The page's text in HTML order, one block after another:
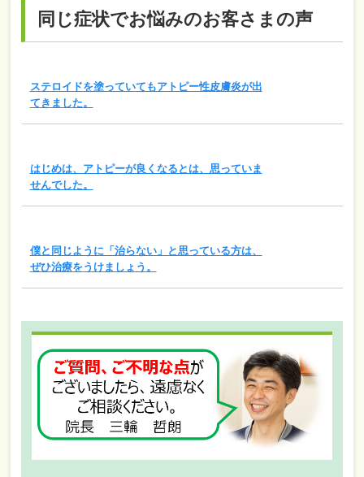
同じ症状でお悩みのお客さまの声
ステロイドを塗っていてもアトピー性皮膚炎が出
てきました。
はじめは、アトピーが良くなるとは、思っていま
せんでした。
僕と同じように「治らない」と思っている方は、
ぜひ治療をうけましょう。